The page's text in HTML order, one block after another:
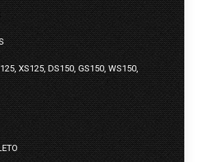
XS125, DS150, GS150, WS150,